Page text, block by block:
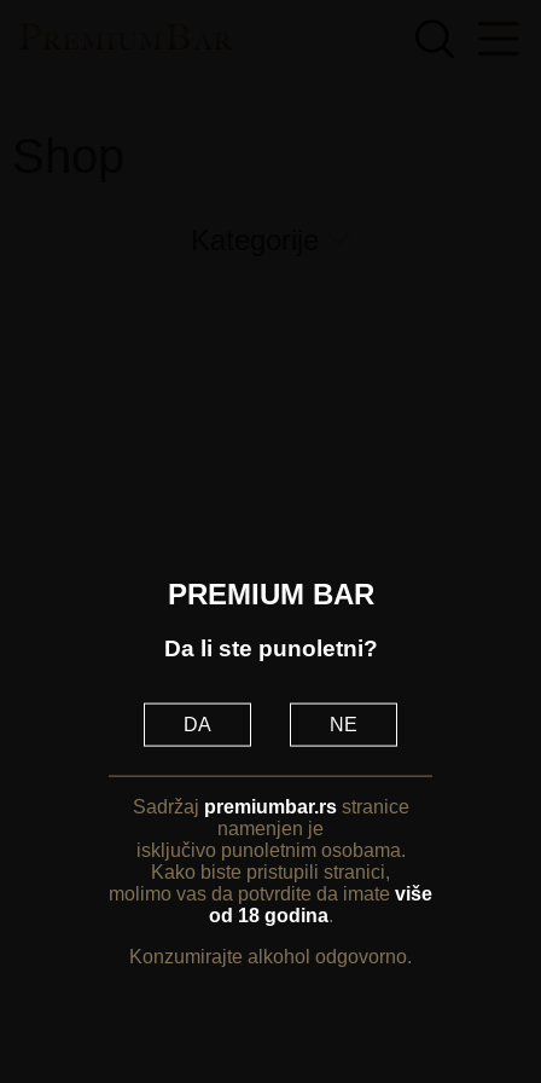
PREMIUM BAR
Da li ste punoletni?
DA NE
Sadržaj premiumbar.rsstranice
namenjen je
isključivo punoletnim osobama.
Kako biste pristupili stranici,
molimo vas da potvrdite da imate više
od 18 godina.
Konzumirajte alkohol odgovorno.